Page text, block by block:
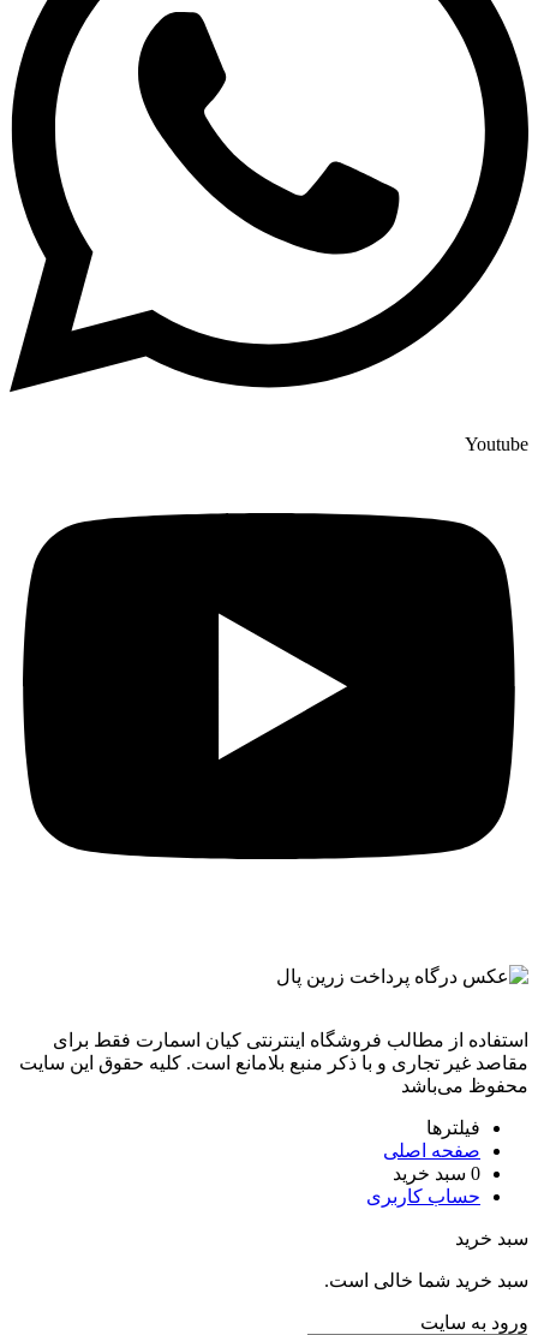
Youtube
استفاده از مطالب فروشگاه اینترنتی کیان اسمارت فقط برای
مقاصد غیر تجاری و با ذکر منبع بلامانع است. کليه حقوق اين سايت
محفوظ می‌باشد
فیلترها
صفحه اصلی
0 سبد خرید
حساب کاربری
سبد خرید
سبد خرید شما خالی است.
ورود به سایت